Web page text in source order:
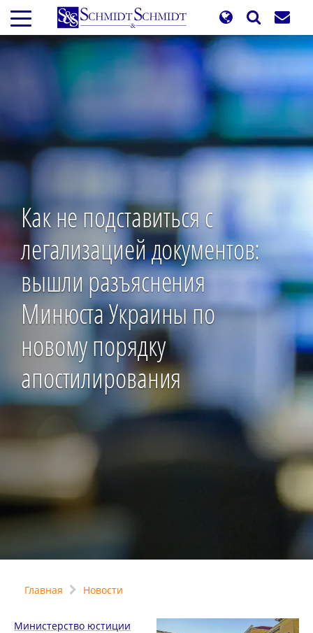
Перейти
основному
содержанию
Как не подставиться с
легализацией документов:
вышли разъяснения
Минюста Украины по
новому порядку
апостилирования
Главная Новости
Министерство юстиции